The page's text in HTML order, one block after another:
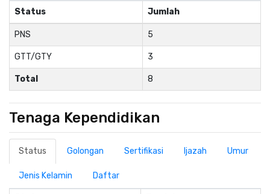
Status Jumlah
PNS 5
GTT/GTY 3
Total 8
Tenaga Kependidikan
Status Golongan Sertifikasi Ijazah Umur
Jenis Kelamin Daftar